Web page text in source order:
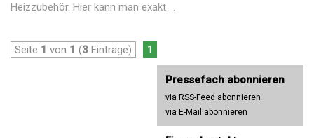
Heizzubehör. Hier kann man exakt ...
Seite 1 von 1 (3 Einträge) 1
Pressefach abonnieren
via RSS-Feed abonnieren
via E-Mail abonnieren